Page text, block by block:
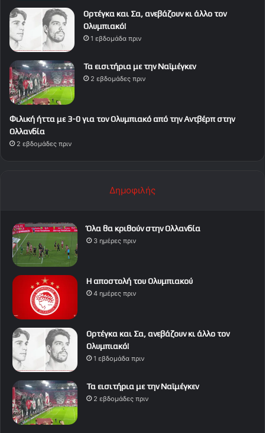
Ορτέγκα και Σα, ανεβάζουν κι άλλο τον
Ολυμπιακό!
1 εβδομάδα πριν
Τα εισιτήρια με την Ναϊμέγκεν
2 εβδομάδες πριν
Φιλική ήττα με 3-0 για τον Ολυμπιακό από την Αντβέρπ στην
Ολλανδία
2 εβδομάδες πριν
Δημοφιλής
Όλα θα κριθούν στην Ολλανδία
3 ημέρες πριν
Η αποστολή του Ολυμπιακού
4 ημέρες πριν
Ορτέγκα και Σα, ανεβάζουν κι άλλο τον
Ολυμπιακό!
1 εβδομάδα πριν
Τα εισιτήρια με την Ναϊμέγκεν
2 εβδομάδες πριν